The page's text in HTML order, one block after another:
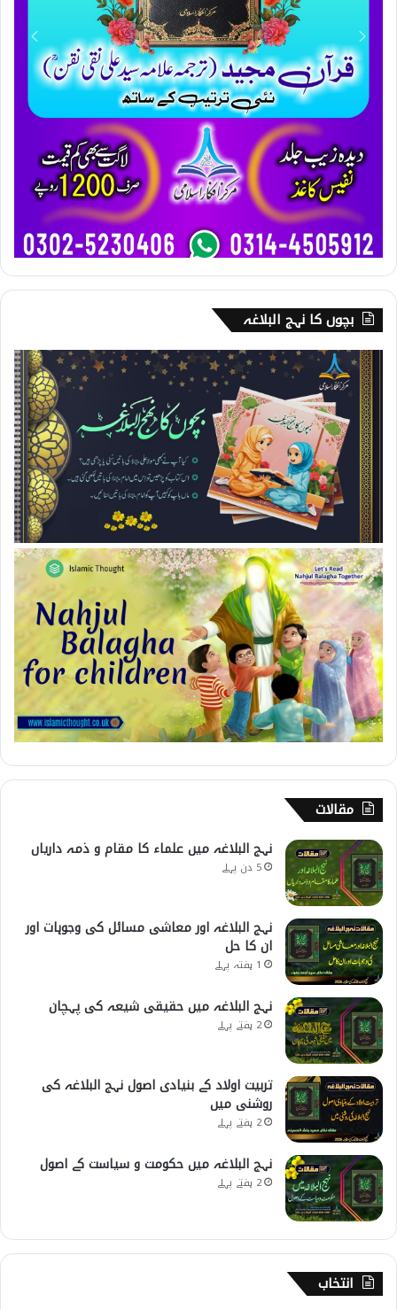
بچوں کا نہج البلاغہ
مقالات
نہج البلاغہ میں علماء کا مقام و ذمہ داریاں
5 دن پہلے
نہج البلاغہ اور معاشی مسائل کی وجوہات اور
ان کا حل
1 ہفتہ پہلے
نہج البلاغہ میں حقیقی شیعہ کی پہچان
2 ہفتے پہلے
تربیت اولاد کے بنیادی اصول نہج البلاغہ کی
روشنی میں
2 ہفتے پہلے
نہج البلاغہ میں حکومت و سیاست کے اصول
2 ہفتے پہلے
انتخاب